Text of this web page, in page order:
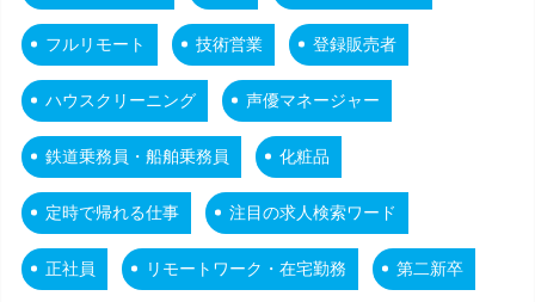
フルリモート 技術営業 登録販売者
ハウスクリーニング 声優マネージャー
鉄道乗務員・船舶乗務員 化粧品
定時で帰れる仕事 注目の求人検索ワード
正社員 リモートワーク・在宅勤務 第二新卒